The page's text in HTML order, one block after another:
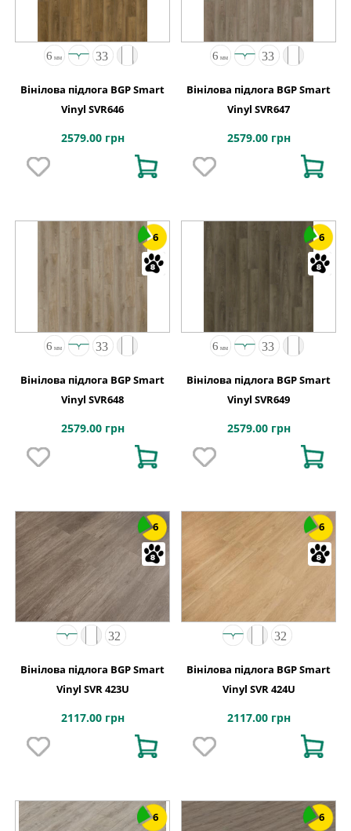
Вінілова підлога BGP Smart
Vinyl SVR646
2579.00 грн
Вінілова підлога BGP Smart
Vinyl SVR647
2579.00 грн
6
Вінілова підлога BGP Smart
Vinyl SVR648
2579.00 грн
6
Вінілова підлога BGP Smart
Vinyl SVR649
2579.00 грн
6
Вінілова підлога BGP Smart
Vinyl SVR 423U
2117.00 грн
6
Вінілова підлога BGP Smart
Vinyl SVR 424U
2117.00 грн
6 6